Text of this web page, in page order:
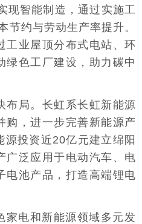
现智能制造，通过实施工
节约与劳动生产率提升。
工业屋顶分布式电站、环
绿色工厂建设，助力碳中
布局。长虹系长虹新能源
购，进一步完善新能源产
源投资近20亿元建立绵阳
广泛应用于电动汽车、电
电池产品，打造高端锂电
家电和新能源领域多元发